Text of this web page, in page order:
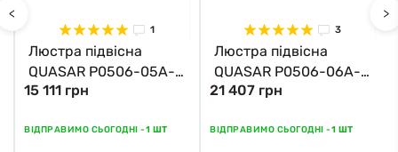
<
1
Люстра підвісна
QUASAR P0506-05A-
F4E3 Zuma Line
15 111 грн
ВІДПРАВИМО СЬОГОДНІ -1 ШТ
3
Люстра підвісна
QUASAR P0506-06A-
F4AC Zuma Line хром
21 407 грн
ВІДПРАВИМО СЬОГОДНІ -1 ШТ
>